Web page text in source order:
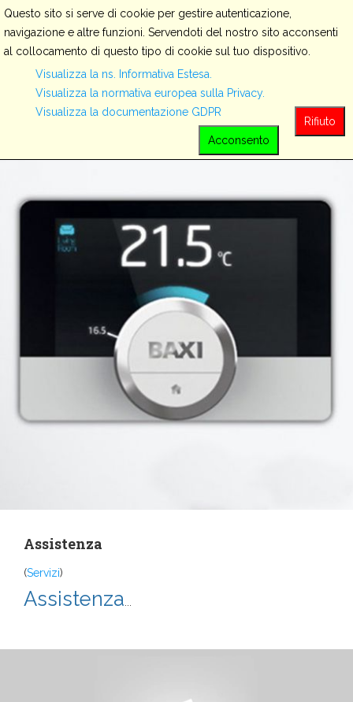
Servizi
View all
Assistenza
(Servizi)
Assistenza
Questo sito si serve di cookie per gestire autenticazione,
navigazione e altre funzioni. Servendoti del nostro sito acconsenti
al collocamento di questo tipo di cookie sul tuo dispositivo.
Visualizza la ns. Informativa Estesa.
Visualizza la normativa europea sulla Privacy.
Visualizza la documentazione GDPR
Rifiuto
Acconsento